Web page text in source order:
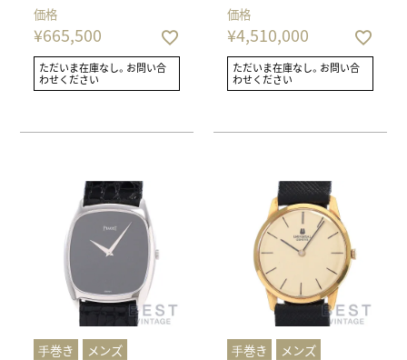
価格
¥665,500
ただいま在庫なし。お問い合
わせください
価格
¥4,510,000
ただいま在庫なし。お問い合
わせください
⼿巻き
メンズ
⼿巻き
メンズ